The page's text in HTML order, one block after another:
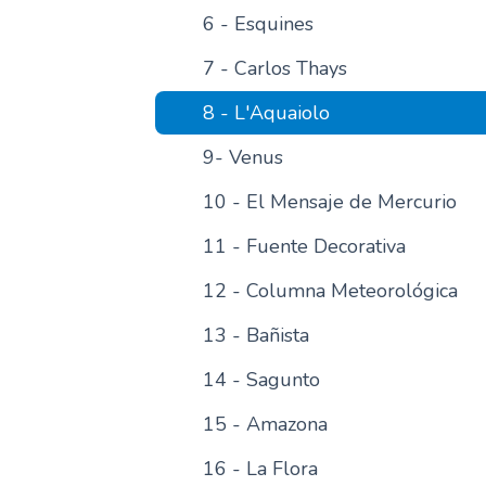
6 - Esquines
7 - Carlos Thays
8 - L'Aquaiolo
9- Venus
10 - El Mensaje de Mercurio
11 - Fuente Decorativa
12 - Columna Meteorológica
13 - Bañista
14 - Sagunto
15 - Amazona
16 - La Flora